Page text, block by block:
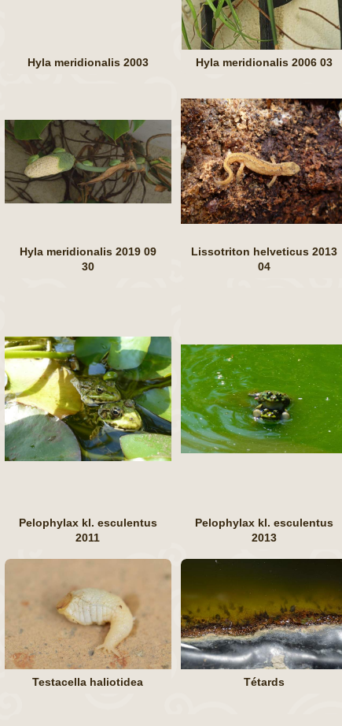
Hyla meridionalis 2003 Hyla meridionalis 2006 03
Hyla meridionalis 2019 09
30
Lissotriton helveticus 2013
04
Pelophylax kl. esculentus
2011
Pelophylax kl. esculentus
2013
Testacella haliotidea Tétards